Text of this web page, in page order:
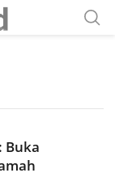
Buka